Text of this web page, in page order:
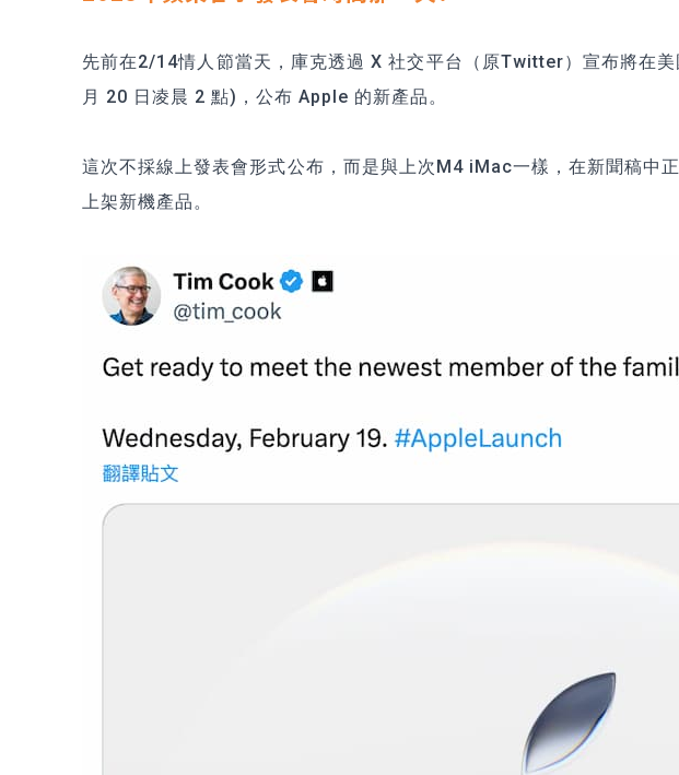
先前在2/14情人節當天，庫克透過 X 社交平台（原Twitter）宣布將在
月 20 日凌晨 2 點)，公布 Apple 的新產品。
這次不採線上發表會形式公布，而是與上次M4 iMac一樣，在新聞稿中
上架新機產品。